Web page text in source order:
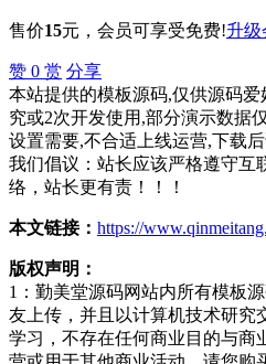
售价15元 ，会员可享受免费!升级
赞 0 赏 分享
本站提供的模板源码,仅供源码
究或2次开发使用,部分演示数据
设置需要,不合适上线运营,下载
我们倡议：站长应该严格遵守互
络，站长更有责！！！
本文链接： https://
版权声明：
1：勤美堂源码网站内所有模板
友上传，并且以计算机技术研究
学习，不存在任何商业目的与商